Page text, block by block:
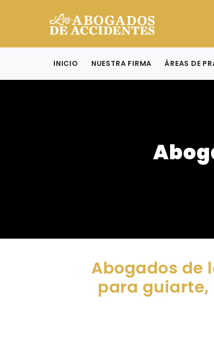
INICIO NUESTRA FIRMA ÁREAS DE
Abogados de
para guiarte,